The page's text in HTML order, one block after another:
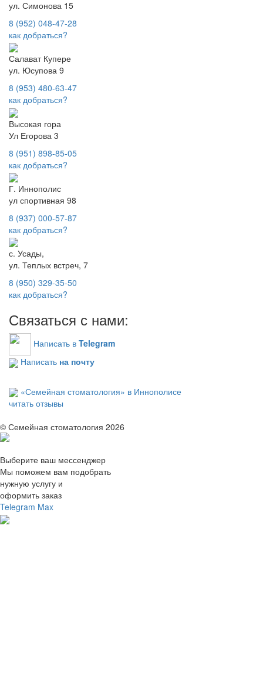
ул. Симонова 15
8 (952) 048-47-28
как добраться?
Салават Купере
ул. Юсупова 9
8 (953) 480-63-47
как добраться?
Высокая гора
Ул Егорова 3
8 (951) 898-85-05
как добраться?
Г. Иннополис
ул спортивная 98
8 (937) 000-57-87
как добраться?
с. Усады,
ул. Теплых встреч, 7
8 (950) 329-35-50
как добраться?
Связаться с нами:
Написать в Telegram
Написать на почту
«Семейная стоматология» в Иннополисе
читать отзывы
© Семейная стоматология 2026
Выберите ваш мессенджер
Мы поможем вам подобрать
нужную услугу и
оформить заказ
Telegram Max